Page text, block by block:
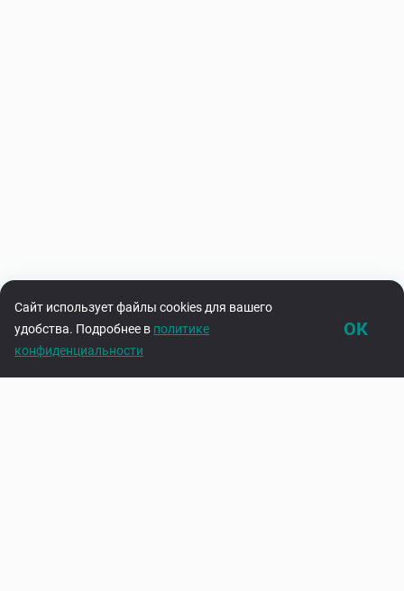
Сайт использует файлы cookies для вашего
удобства. Подробнее в политике
конфиденциальности
ОК